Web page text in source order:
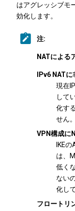
はアグレッシブモ
効化します。
注:
NATによる
IPv6 NAT
現在
して
化す
せん。
VPN構成に
IKE
は、
低く
ない
化し
フロートリ